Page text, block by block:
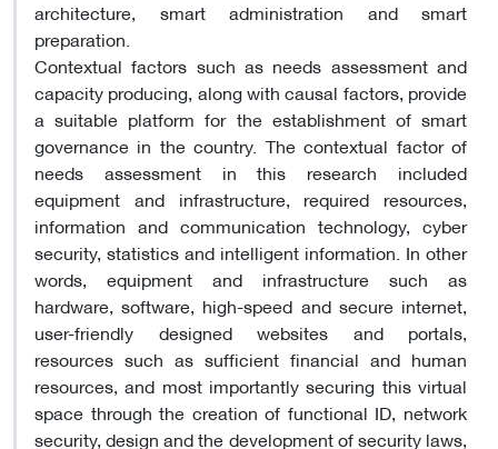
architecture, smart administration and smart
preparation.
Contextual factors such as needs assessment and
capacity producing, along with causal factors, provide
a suitable platform for the establishment of smart
governance in the country. The contextual factor of
needs assessment in this research included
equipment and infrastructure, required resources,
information and communication technology, cyber
security, statistics and intelligent information. In other
words, equipment and infrastructure such as
hardware, software, high-speed and secure internet,
user-friendly designed websites and portals,
resources such as sufficient financial and human
resources, and most importantly securing this virtual
space through the creation of functional ID, network
security, design and the development of security laws,